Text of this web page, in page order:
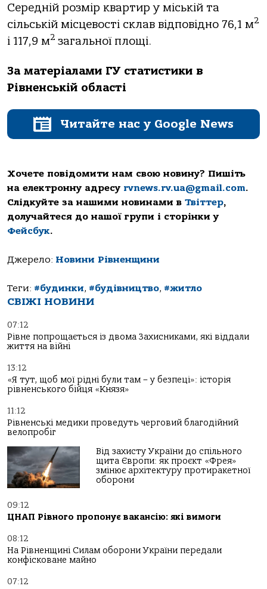
Середній розмір квартир у міській та
сільській місцевості склав відповідно 76,1 м2
і 117,9 м2 загальної площі.
За матеріалами ГУ статистики в
Рівненській області
Читайте нас у Google News
Хочете повідомити нам свою новину? Пишіть
на електронну адресу rvnews.rv.ua@gmail.com.
Слідкуйте за нашими новинами в Твіттер,
долучайтеся до нашої групи і сторінки у
Фейсбук.
Джерело: Новини Рівненщини
Теги: #будинки, #будівництво, #житло
СВІЖІ НОВИНИ
07:12
Рівне попрощається із двома Захисниками, які віддали
життя на війні
13:12
«Я тут, щоб мої рідні були там – у безпеці»: історія
рівненського бійця «Князя»
11:12
Рівненські медики проведуть черговий благодійний
велопробіг
Від захисту України до спільного
щита Європи: як проєкт «Фрея»
змінює архітектуру протиракетної
оборони
09:12
ЦНАП Рівного пропонує вакансію: які вимоги
08:12
На Рівненщині Силам оборони України передали
конфісковане майно
07:12